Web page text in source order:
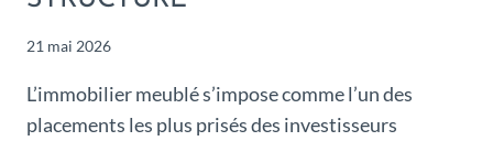
21 mai 2026
L’immobilier meublé s’impose comme l’un des
placements les plus prisés des investisseurs